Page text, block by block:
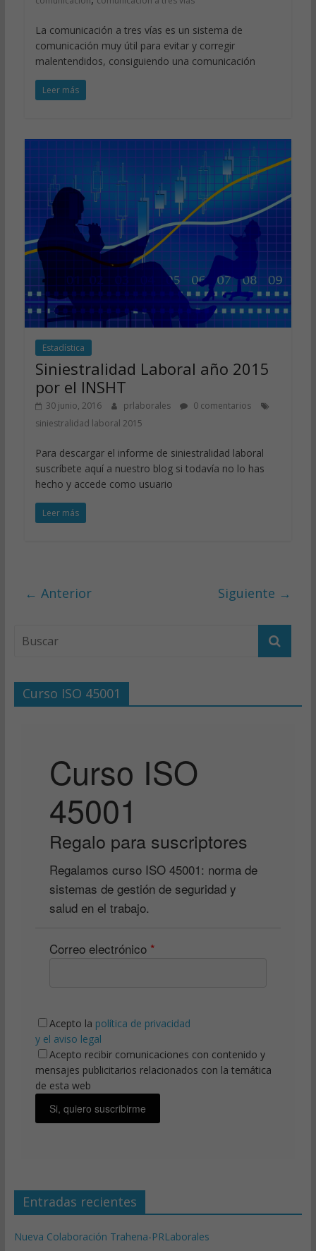
La comunicación a tres vías es un sistema de
comunicación muy útil para evitar y corregir
malentendidos, consiguiendo una comunicación
Leer más
Estadística
Siniestralidad Laboral año 2015
por el INSHT
30 junio, 2016 prlaborales
0 comentarios
siniestralidad laboral 2015
Para descargar el informe de siniestralidad laboral
suscríbete aquí a nuestro blog si todavía no lo has
hecho y accede como usuario
Leer más
← Anterior Siguiente →
Curso ISO 45001
Curso ISO
45001
Regalo para suscriptores
Regalamos curso ISO 45001: norma de
sistemas de gestión de seguridad y
salud en el trabajo.
Correo electrónico *
Acepto la política de privacidad
y el aviso legal
Acepto recibir comunicaciones con contenido y
mensajes publicitarios relacionados con la temática
de esta web
Si, quiero suscribirme
Entradas recientes
Nueva Colaboración Trahena-PRLaborales